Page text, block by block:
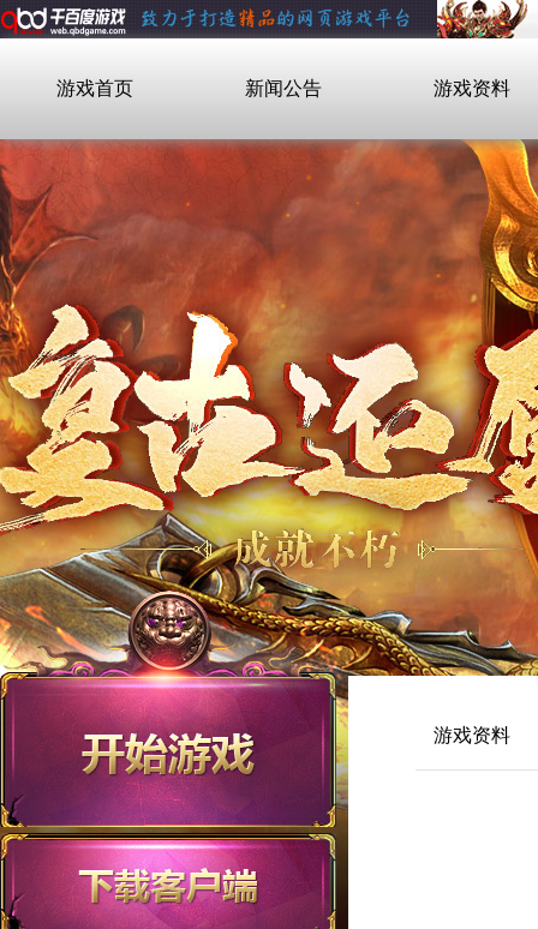
游戏首页 新闻公告 游戏资料
游戏资料